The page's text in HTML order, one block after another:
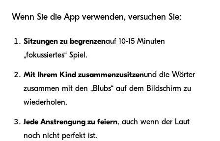
Wenn Sie die App verwenden, versuchen Sie:
Sitzungen zu begrenzenauf 10-15 Minuten
„fokussiertes“ Spiel.
Mit Ihrem Kind zusammenzusitzenund die Wörter
zusammen mit den „Blubs“ auf dem Bildschirm zu
wiederholen.
Jede Anstrengung zu feiern, auch wenn der Laut
noch nicht perfekt ist.